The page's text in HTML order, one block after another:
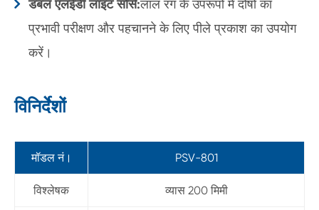
डबल एलईडी लाइट सोर्स:लाल रंग के उपरूपों में दोषों का
प्रभावी परीक्षण और पहचानने के लिए पीले प्रकाश का उपयोग
करें।
विनिर्देशों
मॉडल नं। PSV-801
विश्लेषक व्यास 200 मिमी